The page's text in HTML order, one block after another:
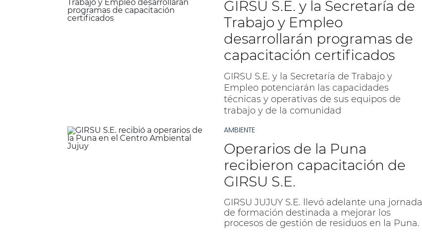
GIRSU S.E. y la Secretaría de
Trabajo y Empleo
desarrollarán programas de
capacitación certificados
GIRSU S.E. y la Secretaría de Trabajo y
Empleo potenciarán las capacidades
técnicas y operativas de sus equipos de
trabajo y de la comunidad
AMBIENTE
Operarios de la Puna
recibieron capacitación de
GIRSU S.E.
GIRSU JUJUY S.E. llevó adelante una jornada
de formación destinada a mejorar los
procesos de gestión de residuos en la Puna.